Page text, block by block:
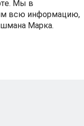
Мы в
всю информацию,
Марка.